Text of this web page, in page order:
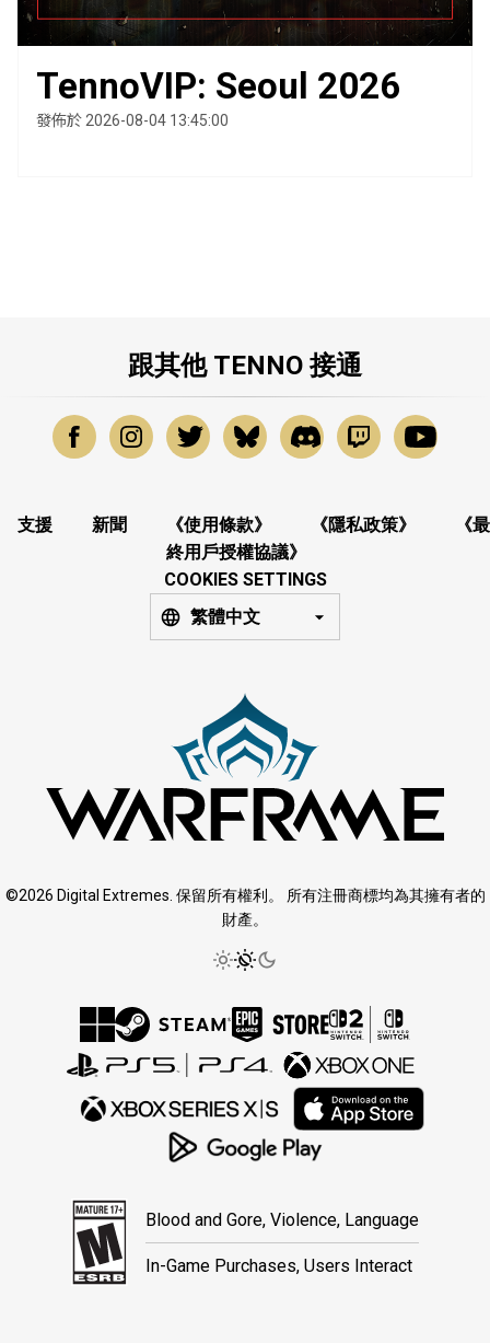
TennoVIP: Seoul 2026
發佈於 2026-08-04 13:45:00
跟其他 TENNO 接通
支援 新聞 《使用條款》 《隱私政策》
《最
終用戶授權協議》
COOKIES SETTINGS
繁體中文
©2026 Digital Extremes. 保留所有權利。 所有注冊商標均為其擁有者的
財產。
Blood and Gore, Violence, Language
In-Game Purchases, Users Interact